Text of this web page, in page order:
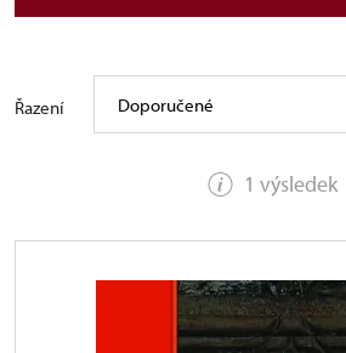
1 výsledek
Řazení Doporučené